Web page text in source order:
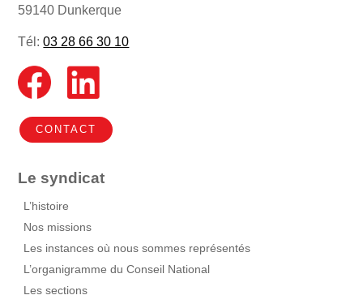
59140 Dunkerque
Tél:03 28 66 30 10
CONTACT
Le syndicat
L’histoire
Nos missions
Les instances où nous sommes représentés
L’organigramme du Conseil National
Les sections